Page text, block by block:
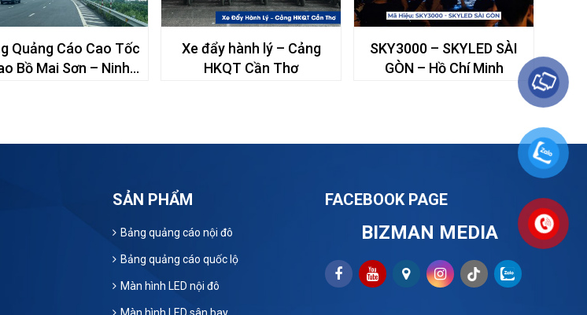
Quảng Cáo Cao Tốc
Bồ Mai Sơn – Ninh
Xe đẩy hành lý – Cảng
HKQT Cần Thơ
SKY3000 – SKYLED SÀI
GÒN – Hồ Chí Minh
SẢN PHẨM
Bảng quảng cáo nội đô
Bảng quảng cáo quốc lộ
Màn hình LED nội đô
FACEBOOK PAGE
BIZMAN MEDIA